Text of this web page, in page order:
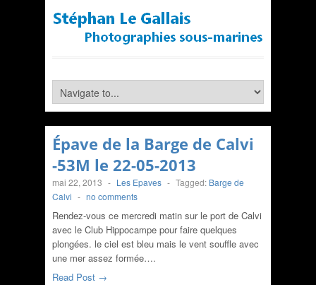
Épave de la Barge de Calvi
-53M le 22-05-2013
mai 22, 2013 - Les Epaves - Tagged: Barge de
Calvi - no comments
Rendez-vous ce mercredi matin sur le port de Calvi
avec le Club Hippocampe pour faire quelques
plongées. le ciel est bleu mais le vent souffle avec
une mer assez formée….
Read Post →